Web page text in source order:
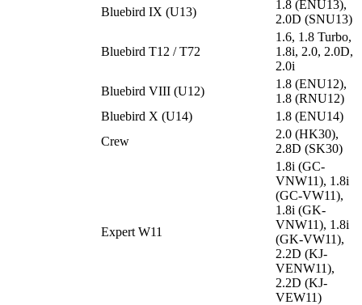
Bluebird IX (U13)
1.8 (ENU13),
2.0D (SNU13)
Bluebird T12 / T72
1.6, 1.8 Turbo,
1.8i, 2.0, 2.0D,
2.0i
Bluebird VIII (U12)
1.8 (ENU12),
1.8 (RNU12)
Bluebird X (U14)
1.8 (ENU14)
Crew
2.0 (HK30),
2.8D (SK30)
Expert W11
1.8i (GC-
VNW11), 1.8i
(GC-VW11),
1.8i (GK-
VNW11), 1.8i
(GK-VW11),
2.2D (KJ-
VENW11),
2.2D (KJ-
VEW11)